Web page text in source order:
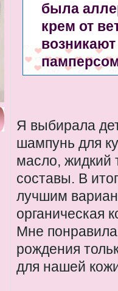
была
крем от
Я выбирала
шампунь для
масло, жидкий
составы. В
лучшим
органическая
Мне
рождения
для нашей